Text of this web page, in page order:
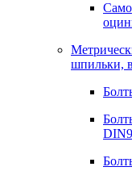
шпильки,